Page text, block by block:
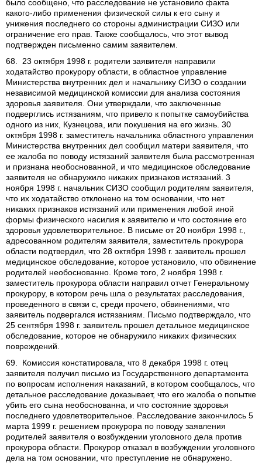
было сообщено, что расследование не установило факта
какого-либо применения физической силы к его сыну и
унижения последнего со стороны администрации СИЗО или
ограничение его прав. Также сообщалось, что этот вывод
подтвержден письменно самим заявителем.
68. 23 октября 1998 г. родители заявителя направили
ходатайство прокурору области, в областное управление
Министерства внутренних дел и начальнику СИЗО о создании
независимой медицинской комиссии для анализа состояния
здоровья заявителя. Они утверждали, что заключенные
подверглись истязаниям, что привело к попытке самоубийства
одного из них, Кузнецова, или покушения на его жизнь. 30
октября 1998 г. заместитель начальника областного управления
Министерства внутренних дел сообщил матери заявителя, что
ее жалоба по поводу истязаний заявителя была рассмотренная
и признана необоснованной, и что медицинское обследование
заявителя не обнаружило никаких признаков истязаний. 3
ноября 1998 г. начальник СИЗО сообщил родителям заявителя,
что их ходатайство отклонено на том основании, что нет
никаких признаков истязаний или применения любой иной
формы физического насилия к заявителю и что состояние его
здоровья удовлетворительное. В письме от 20 ноября 1998 г.,
адресованном родителям заявителя, заместитель прокурора
области подтвердил, что 28 октября 1998 г. заявитель прошел
медицинское обследование, которое установило, что обвинение
родителей необоснованно. Кроме того, 2 ноября 1998 г.
заместитель прокурора области направил отчет Генеральному
прокурору, в котором речь шла о результатах расследования,
проведенного в связи с, среди прочего, обвинениями, что
заявитель подвергался истязаниям. Письмо подтверждало, что
25 сентября 1998 г. заявитель прошел детальное медицинское
обследование, которое не обнаружило никаких физических
повреждений.
69. Комиссия констатировала, что 8 декабря 1998 г. отец
заявителя получил письмо из Государственного департамента
по вопросам исполнения наказаний, в котором сообщалось, что
детальное расследование доказывает, что его жалоба о попытке
убить его сына необоснованна, и что состояние здоровья
последнего удовлетворительное. Расследование закончилось 5
марта 1999 г. решением прокурора по поводу заявления
родителей заявителя о возбуждении уголовного дела против
прокурора области. Прокурор отказал в возбуждении уголовного
дела на том основании, что преступление не обнаружено.